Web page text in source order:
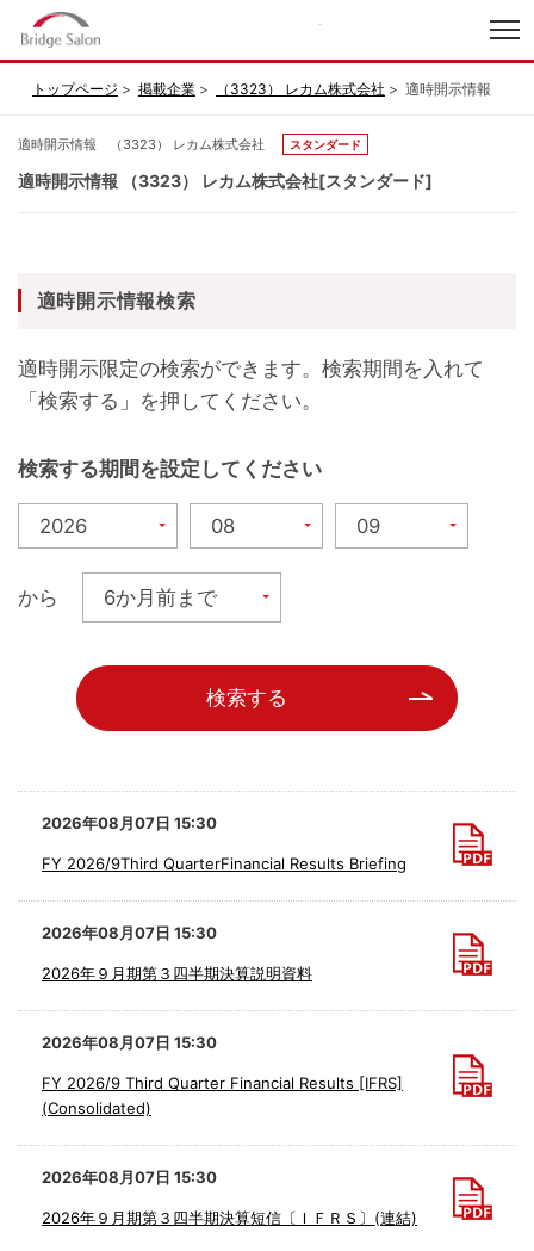
トップページ 掲載企業 （3323） レカム株式会社 適時開示情報
適時開示情報 （3323） レカム株式会社 スタンダード
適時開示情報 （3323） レカム株式会社[スタンダード]
適時開示情報検索
適時開示限定の検索ができます。検索期間を入れて
「検索する」を押してください。
検索する期間を設定してください
から
検索する
2026年08月07日 15:30
FY 2026/9Third QuarterFinancial Results Briefing
2026年08月07日 15:30
2026年９月期第３四半期決算説明資料
2026年08月07日 15:30
FY 2026/9 Third Quarter Financial Results [IFRS]
(Consolidated)
2026年08月07日 15:30
2026年９月期第３四半期決算短信〔ＩＦＲＳ〕(連結)